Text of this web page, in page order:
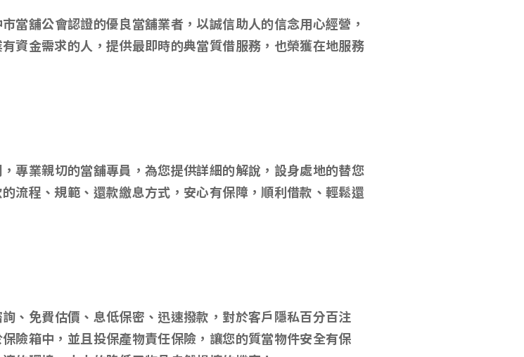
當舖公會認證的優良當舖業者，以誠信助人的信念用心經營，
資金需求的人，提供最即時的典當質借服務，也榮獲在地服務
專業親切的當舖專員，為您提供詳細的解說，設身處地的替您
流程、規範、還款繳息方式，安心有保障，順利借款、輕鬆還
、免費估價、息低保密、迅速撥款，對於客戶隱私百分百注
險箱中，並且投保產物責任保險，讓您的質當物件安全有保